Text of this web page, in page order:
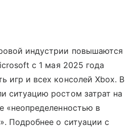
индустрии повышаются
с 1 мая 2025 года
игр и всех консолей Xbox. В
ситуацию ростом затрат на
«неопределенностью в
Подробнее о ситуации с